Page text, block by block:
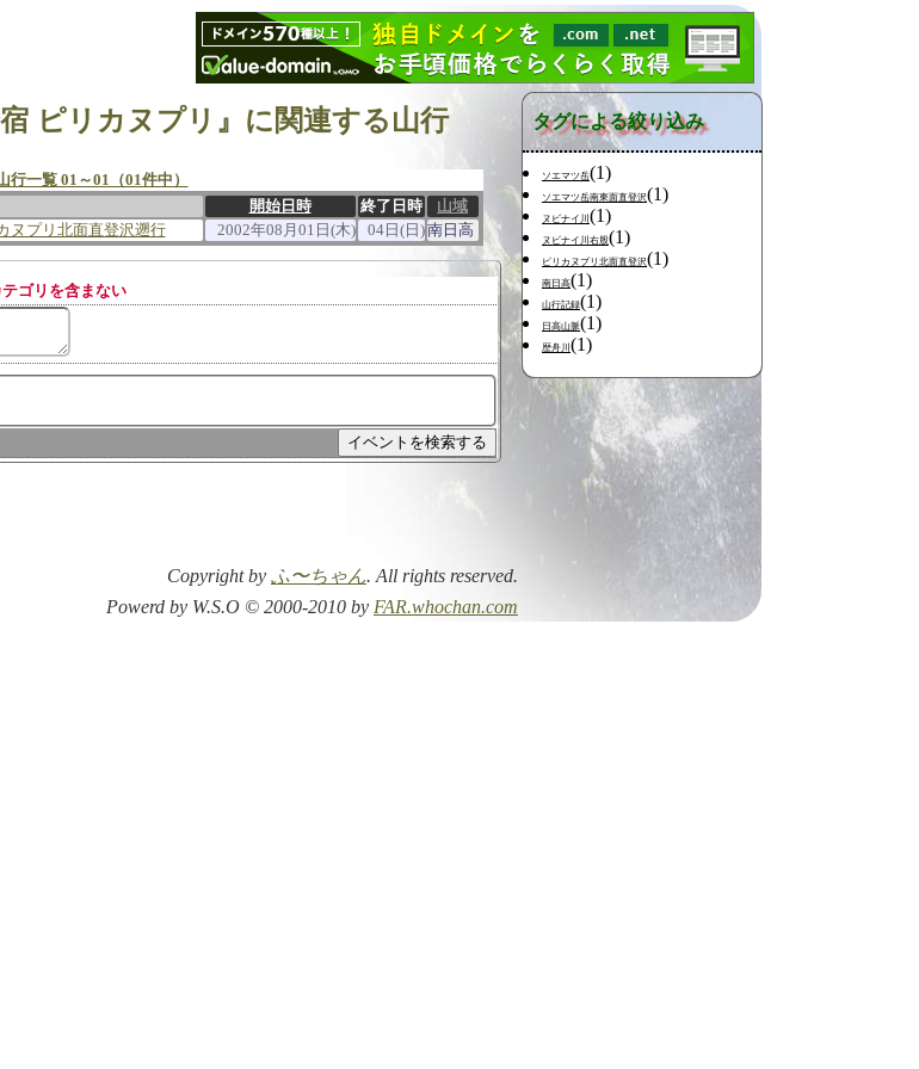
宿 ピリカヌプリ』に関連する山行
行一覧 01～01（01件中）
開始日時 終了日時
山域
ヌプリ北面直登沢遡行
2002年08月01日(木) 04日(日)南日高
ゴリを含まない
タグによる絞り込み
ソエマツ岳(1)
ソエマツ岳南東面直登沢(1)
ヌビナイ川 (1)
ヌビナイ川右股(1)
ピリカヌプリ北面直登沢(1)
南日高(1)
山行記録(1)
日高山脈(1)
歴舟川 (1)
Copyright by ふ〜ちゃん. All rights reserved.
Powerd by W.S.O © 2000-2010 by FAR.whochan.com